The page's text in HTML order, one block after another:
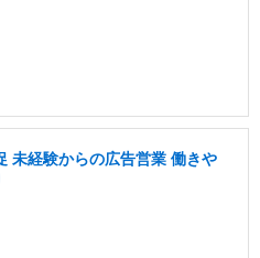
未経験からの広告営業 働きや